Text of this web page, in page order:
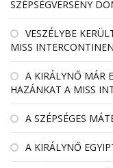
SZÉPSÉGVERSENY
VESZÉLYBE
MISS
A KIRÁLYNŐ MÁR
HAZÁNKAT A MISS
A SZÉPSÉGES
A KIRÁLYNŐ